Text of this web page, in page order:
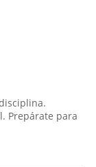
Prepárate para